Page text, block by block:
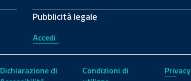
Pubblicità legale
Accedi
Dichiarazione di
Condizioni di
Privacy